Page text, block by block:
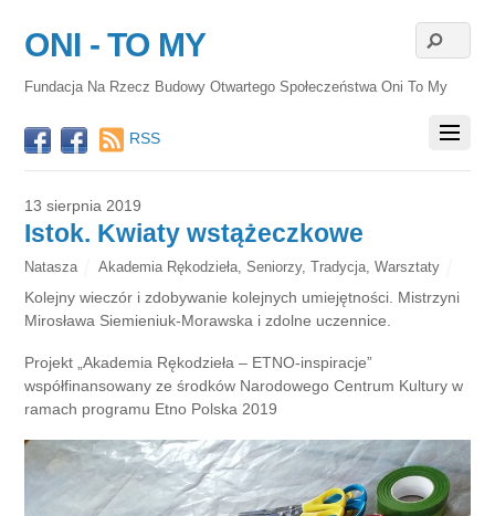
ONI - TO MY
Fundacja Na Rzecz Budowy Otwartego Społeczeństwa Oni To My
RSS
13 sierpnia 2019
Istok. Kwiaty wstążeczkowe
Natasza Akademia Rękodzieła Seniorzy, Tradycja Warsztaty
Kolejny wieczór i zdobywanie kolejnych umiejętności. Mistrzyni
Mirosława Siemieniuk-Morawska i zdolne uczennice.
Projekt „Akademia Rękodzieła – ETNO-inspiracje”
współfinansowany ze środków Narodowego Centrum Kultury w
ramach programu Etno Polska 2019